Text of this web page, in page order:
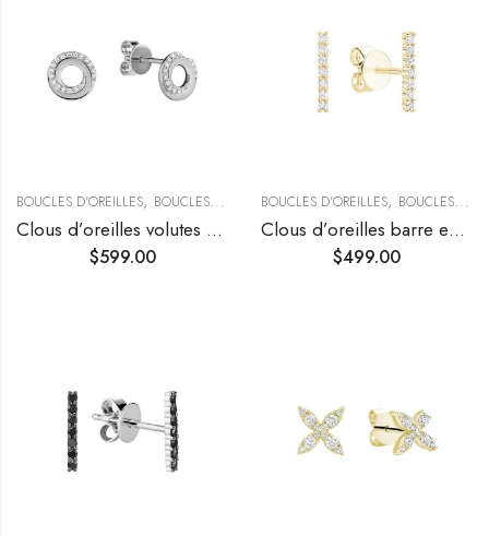
BOUCLES D'OREILLES, BOUCLES D’OREILLES CLOUS ,BOUCLES D’OREILLES
Clous d’oreilles volutes sertis de diamants
$599.00
BOUCLES D'OREILLES, BOUCLES D’OREILLES TENDANCE
Clous d’oreilles barre en diamants
$499.00